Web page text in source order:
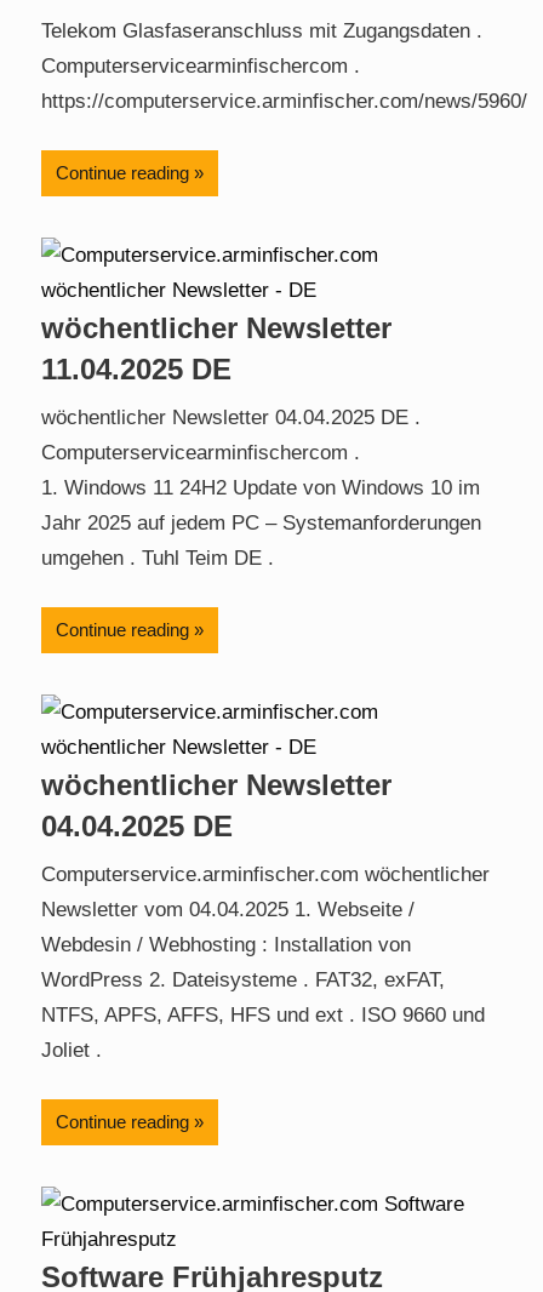
Telekom Glasfaseranschluss mit Zugangsdaten .
Computerservicearminfischercom .
https://computerservice.arminfischer.com/news/5960/
Continue reading
wöchentlicher Newsletter
11.04.2025 DE
wöchentlicher Newsletter 04.04.2025 DE .
Computerservicearminfischercom .
1. Windows 11 24H2 Update von Windows 10 im
Jahr 2025 auf jedem PC – Systemanforderungen
umgehen . Tuhl Teim DE .
Continue reading
wöchentlicher Newsletter
04.04.2025 DE
Computerservice.arminfischer.com wöchentlicher
Newsletter vom 04.04.2025 1. Webseite /
Webdesin / Webhosting : Installation von
WordPress 2. Dateisysteme . FAT32, exFAT,
NTFS, APFS, AFFS, HFS und ext . ISO 9660 und
Joliet .
Continue reading
Software Frühjahresputz